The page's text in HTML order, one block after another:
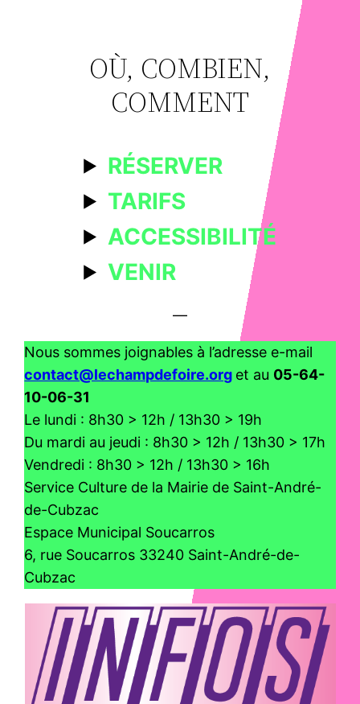
OÙ, COMBIEN,
COMMENT
RÉSERVER
TARIFS
ACCESSIBILITÉ
VENIR
—
Nous sommes joignables à l’adresse e-mail
contact@lechampdefoire.org et au 05-64-
10-06-31
Le lundi : 8h30 > 12h / 13h30 > 19h
Du mardi au jeudi : 8h30 > 12h / 13h30 > 17h
Vendredi : 8h30 > 12h / 13h30 > 16h
Service Culture de la Mairie de Saint-André-
de-Cubzac
Espace Municipal Soucarros
6, rue Soucarros 33240 Saint-André-de-
Cubzac